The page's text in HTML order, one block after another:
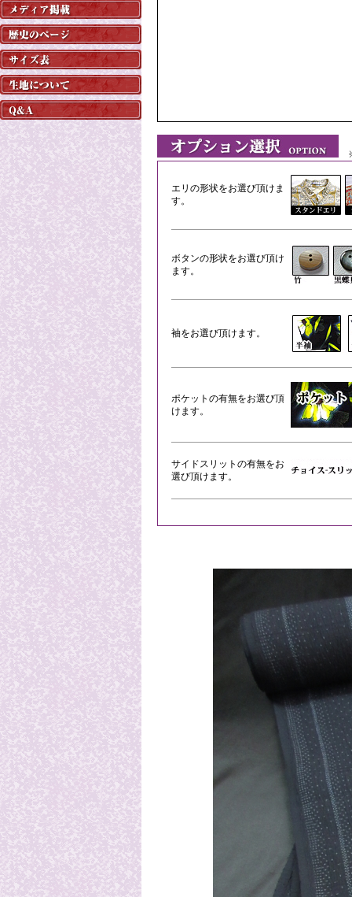
※
エリの形状をお選び頂けま
す。
ボタンの形状をお選び頂け
ます。
袖をお選び頂けます。
ポケットの有無をお選び頂
けます。
サイドスリットの有無をお
選び頂けます。